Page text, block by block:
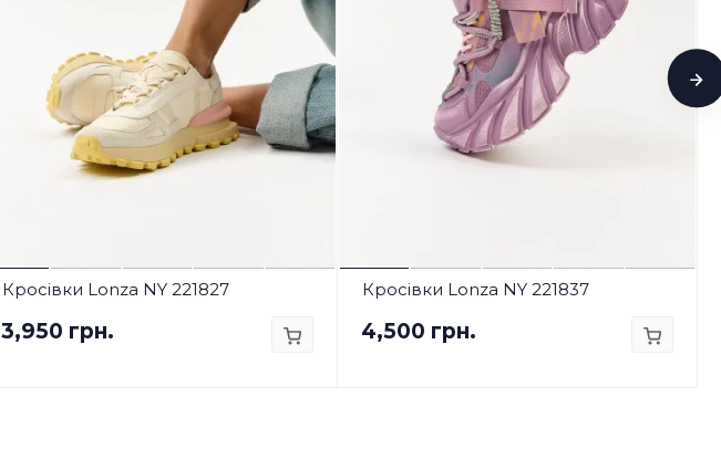
Кросівки Lonza NY 221827
3,950 грн.
Кросівки Lonza NY 221837
4,500 грн.